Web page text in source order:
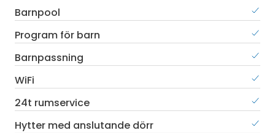
Barnpool
Program för barn
Barnpassning
WiFi
24t rumservice
Hytter med anslutande dörr